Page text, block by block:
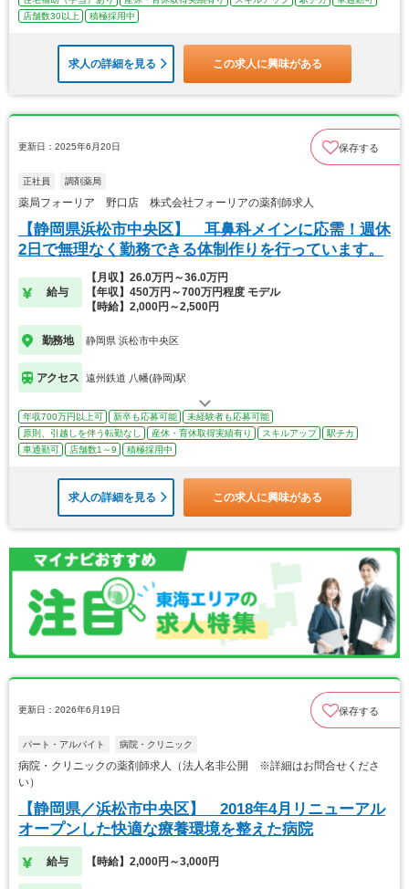
店舗数30以上
積極採用中
求人の詳細を見る この求人に興味がある
更新日：2025年6月20日 保存する
正社員 調剤薬局
薬局フォーリア 野口店 株式会社フォーリアの薬剤師求人
【静岡県浜松市中央区】 耳鼻科メインに応需！週休
2日で無理なく勤務できる体制作りを行っています。
給与
【月収】26.0万円～36.0万円
【年収】450万円～700万円程度 モデル
【時給】2,000円～2,500円
勤務地 静岡県 浜松市中央区
アクセス 遠州鉄道 八幡(静岡)駅
年収700万円以上可 新卒も応募可能
未経験者も応募可能
原則、引越しを伴う転勤なし
産休・育休取得実績有り スキルアップ
駅チカ
車通勤可
店舗数1～9 積極採用中
求人の詳細を見る この求人に興味がある
更新日：2026年6月19日 保存する
パート・アルバイト 病院・クリニック
病院・クリニックの薬剤師求人（法人名非公開 ※詳細はお問合せくださ
い）
【静岡県／浜松市中央区】 2018年4月リニューアル
オープンした快適な療養環境を整えた病院
給与 【時給】2,000円～3,000円